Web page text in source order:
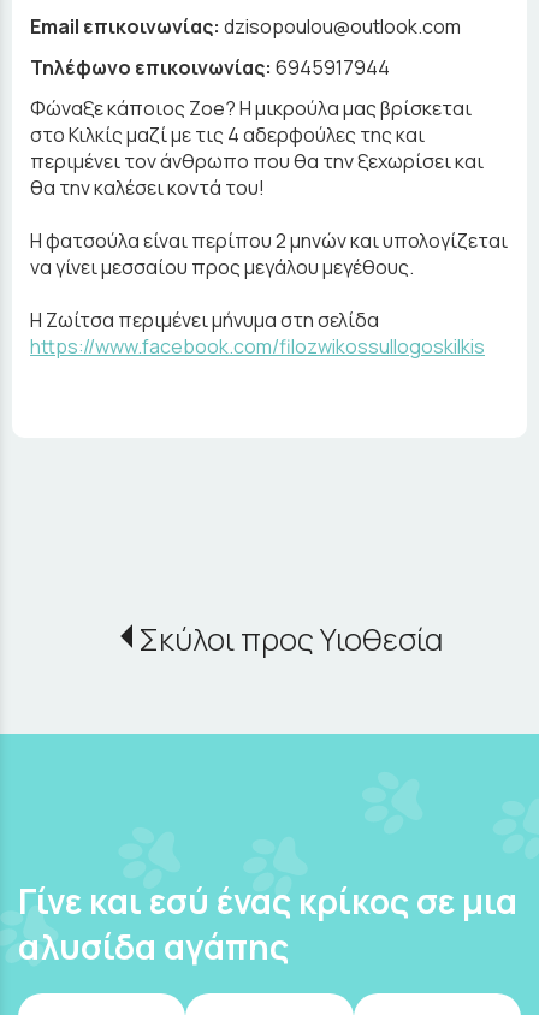
Email επικοινωνίας: dzisopoulou@outlook.com
Τηλέφωνο επικοινωνίας: 6945917944
Φώναξε κάποιος Ζoe? Η μικρούλα μας βρίσκεται
στο Κιλκίς μαζί με τις 4 αδερφούλες της και
περιμένει τον άνθρωπο που θα την ξεχωρίσει και
θα την καλέσει κοντά του!
Η φατσούλα είναι περίπου 2 μηνών και υπολογίζεται
να γίνει μεσσαίου προς μεγάλου μεγέθους.
Η Ζωίτσα περιμένει μήνυμα στη σελίδα
https://www.facebook.com/filozwikossullogoskilkis
Σκύλοι προς Υιοθεσία
Γίνε και εσύ ένας κρίκος σε μια
αλυσίδα αγάπης